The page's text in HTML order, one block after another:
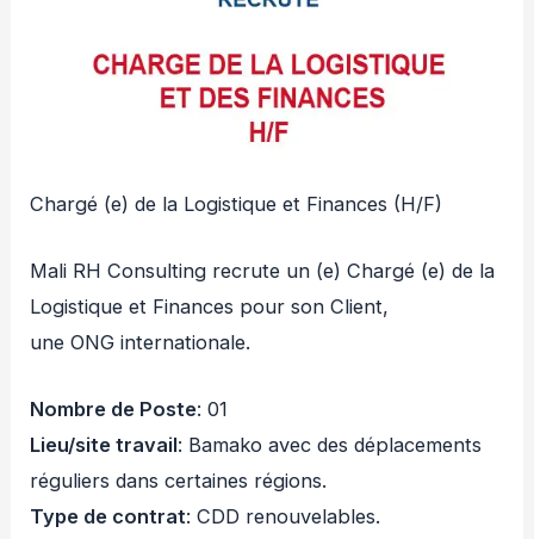
Chargé (e) de la Logistique et Finances (H/F)
Mali RH Consulting recrute un (e) Chargé (e) de la
Logistique et Finances pour son Client,
une ONG internationale.
Nombre de Poste: 01
Lieu/site travail: Bamako avec des déplacements
réguliers dans certaines régions.
Type de contrat: CDD renouvelables.